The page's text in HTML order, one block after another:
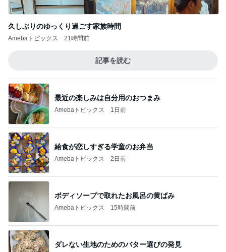
久しぶりのゆっくり過ごす家族時間
Amebaトピックス 21時間前
記事を読む
最近の楽しみは自分用のおつまみ
Amebaトピックス 1日前
給食が恋しすぎる学童のお弁当
Amebaトピックス 2日前
ボディソープで取れたお風呂の黄ばみ
Amebaトピックス 15時間前
ダレない生地のためのバター選びの発見